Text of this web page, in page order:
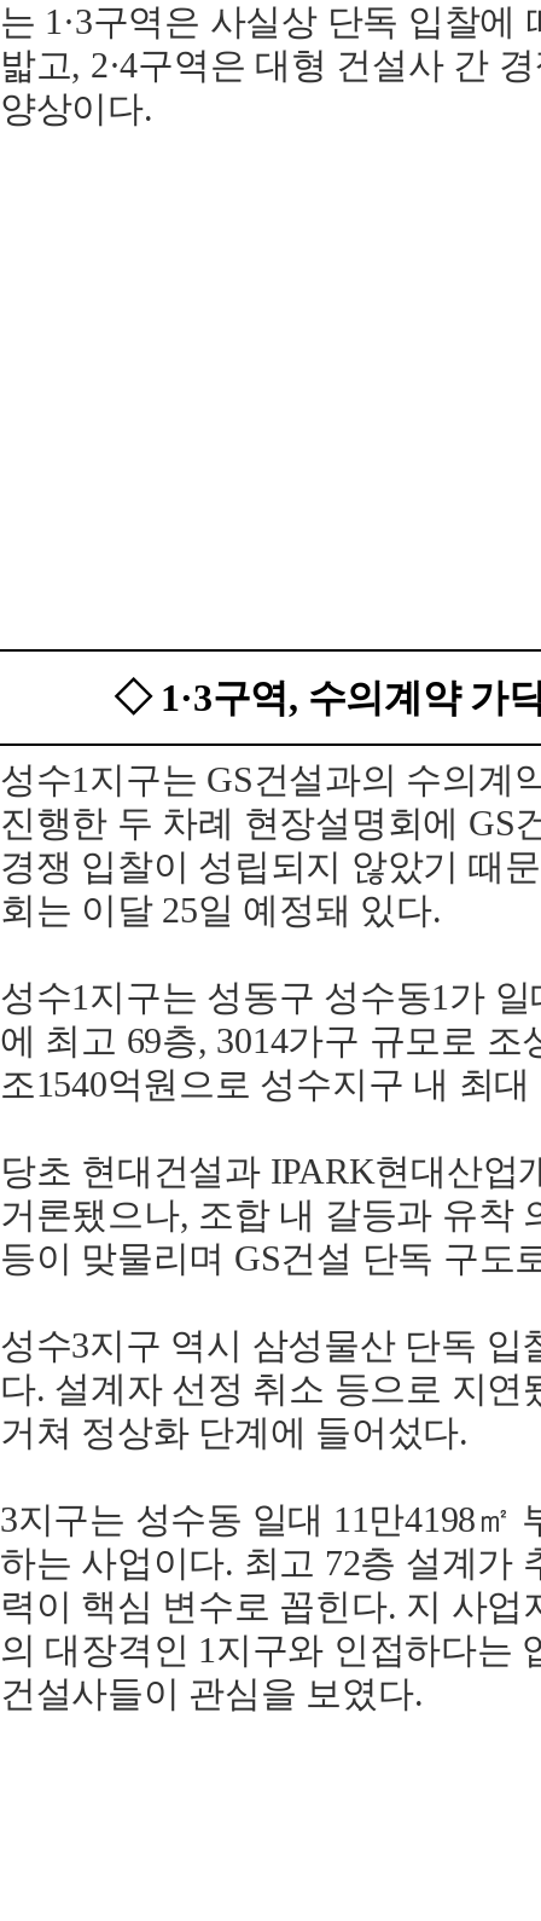
는 1·3구역은 사실상 단독 입찰에
밟고, 2·4구역은 대형 건설사 간
양상이다.
◇ 1·3구역, 수의계약 가
성수1지구는 GS건설과의 수의계
진행한 두 차례 현장설명회에 GS
경쟁 입찰이 성립되지 않았기 때
회는 이달 25일 예정돼 있다.
성수1지구는 성동구 성수동1가 일
에 최고 69층, 3014가구 규모로
조1540억원으로 성수지구 내 최
당초 현대건설과 IPARK현대산업
거론됐으나, 조합 내 갈등과 유착
등이 맞물리며 GS건설 단독 구도
성수3지구 역시 삼성물산 단독 입
다. 설계자 선정 취소 등으로 지연
거쳐 정상화 단계에 들어섰다.
3지구는 성수동 일대 11만4198㎡
하는 사업이다. 최고 72층 설계가
력이 핵심 변수로 꼽힌다. 지 사
의 대장격인 1지구와 인접하다는
건설사들이 관심을 보였다.